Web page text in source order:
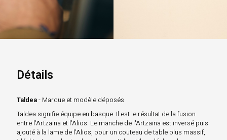
Détails
Taldea- Marque et modèle déposés
Taldea signifie équipe en basque. Il est le résultat de la fusion
entre l'Artzaina et l'Alios. Le manche de l'Artzaina est inversé puis
ajouté à la lame de l'Alios, pour un couteau de table plus massif,